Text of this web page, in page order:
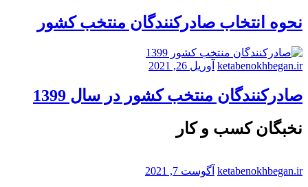
نحوه انتخاب صادرکنندگان منتخب کشور
ketabenokhbegan.ir آوریل 26, 2021
صادرکنندگان منتخب کشور در سال 1399
نخبگان کسب و کار
ketabenokhbegan.ir آگوست 7, 2021